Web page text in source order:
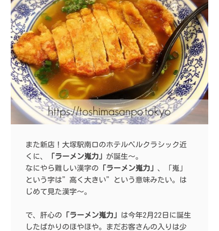
また新店！大塚駅南口のホテルベルクラシック近
くに、
「ラーメン嵬力」 が誕生〜。
なにやら難しい漢字の 「ラーメン嵬力」、「嵬」
という字は”高く大きい”という意味みたい。は
じめて見た漢字〜。
で、肝心の 「ラーメン嵬力」 は今年2月22日に誕生
したばかりのほやほや。まだお客さんの入りは少